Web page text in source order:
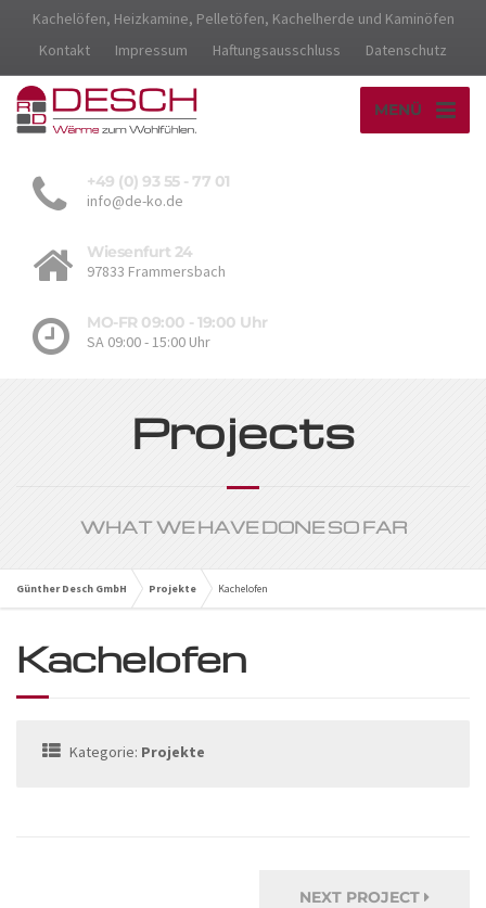
Kachelöfen, Heizkamine, Pelletöfen, Kachelherde und Kaminöfen
Kontakt
Impressum Haftungsausschluss Datenschutz
MENÜ
+49 (0) 93 55 - 77 01
info@de-ko.de
Wiesenfurt 24
97833 Frammersbach
MO-FR 09:00 - 19:00 Uhr
SA 09:00 - 15:00 Uhr
Projects
WHAT WE HAVE DONE SO FAR
Günther Desch GmbH Projekte Kachelofen
Kachelofen
Kategorie: Projekte
NEXT PROJECT